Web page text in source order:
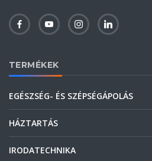
TERMÉKEK
EGÉSZSÉG- ÉS SZÉPSÉGÁPOLÁS
HÁZTARTÁS
IRODATECHNIKA